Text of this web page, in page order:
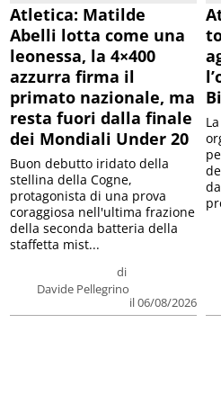
Atletica: Matilde
Abelli lotta come una
leonessa, la 4×400
azzurra firma il
primato nazionale, ma
resta fuori dalla finale
dei Mondiali Under 20
di
Davide Pellegrino
il 06/08/2026
Buon debutto iridato della
stellina della Cogne,
protagonista di una prova
coraggiosa nell'ultima frazione
della seconda batteria della
staffetta mist...